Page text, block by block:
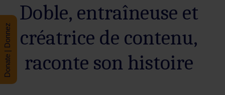
Doble, entraîneuse et
créatrice de contenu,
raconte son histoire
Donate | Donnez